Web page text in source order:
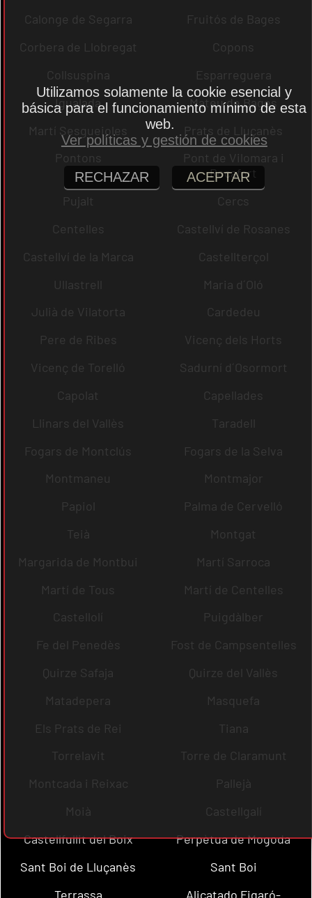
Calonge de Segarra
Fruitós de Bages
Corbera de Llobregat
Copons
Collsuspina
Esparreguera
Igualada
Mateu de Bages
Martí Sesgueioles
Prats de Lluçanès
Pontons
Pont de Vilomara i
Rocafort
Pujalt
Cercs
Centelles
Castellví de Rosanes
Castellví de la Marca
Castellterçol
Ullastrell
Maria d´Oló
Julià de Vilatorta
Cardedeu
Pere de Ribes
Vicenç dels Horts
Vicenç de Torelló
Sadurní d´Osormort
Capolat
Capellades
Llinars del Vallès
Taradell
Fogars de Montclús
Fogars de la Selva
Montmaneu
Montmajor
Papiol
Palma de Cervelló
Teià
Montgat
Margarida de Montbui
Martí Sarroca
Martí de Tous
Martí de Centelles
Castellolí
Puigdàlber
Fe del Penedès
Fost de Campsentelles
Quirze Safaja
Quirze del Vallès
Matadepera
Masquefa
Els Prats de Rei
Tiana
Torrelavit
Torre de Claramunt
Montcada i Reixac
Pallejà
Moià
Castellgalí
Castellfullit del Boix
Perpètua de Mogoda
Sant Boi de Lluçanès
Sant Boi
Terrassa
Alicatado Figaró-
Utilizamos solamente la cookie esencial y
básica para el funcionamiento mínimo de esta
web.
Ver políticas y gestión de cookies
RECHAZAR ACEPTAR